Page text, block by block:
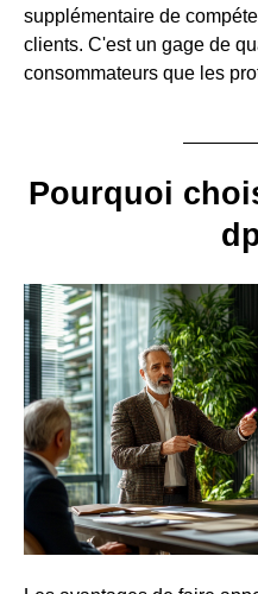
supplémentaire de
clients. C'est un gage de
consommateurs que les
Pourquoi